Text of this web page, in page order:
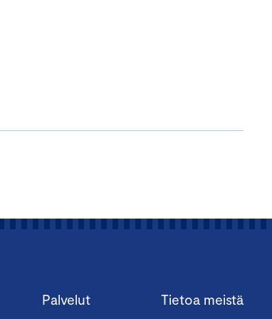
Palvelut Tietoa meistä